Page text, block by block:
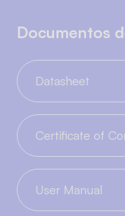
Documentos
Datasheet
Certificate of
User Manual